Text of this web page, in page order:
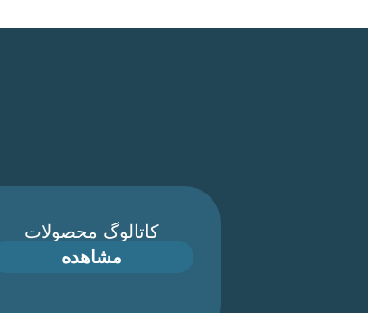
کاتالوگ محصولات
مشاهده